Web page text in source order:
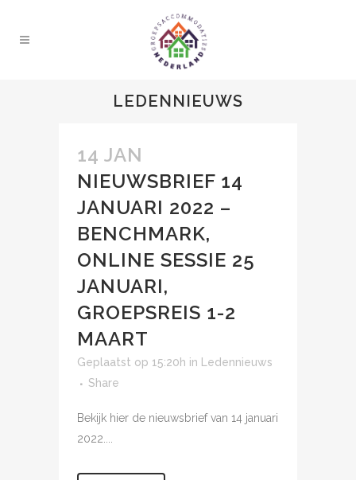
LEDENNIEUWS
14 JAN
NIEUWSBRIEF 14
JANUARI 2022 –
BENCHMARK,
ONLINE SESSIE 25
JANUARI,
GROEPSREIS 1-2
MAART
Geplaatst op 15:20h in
Ledennieuws
Share
Bekijk hier de nieuwsbrief van 14 januari
2022....